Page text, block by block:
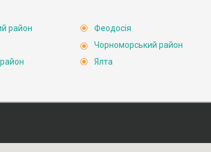
район
Феодосія
Чорноморський район
Ялта